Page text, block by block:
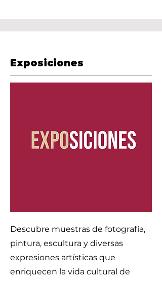
Exposiciones
Descubre muestras de fotografía,
pintura, escultura y diversas
expresiones artísticas que
enriquecen la vida cultural de